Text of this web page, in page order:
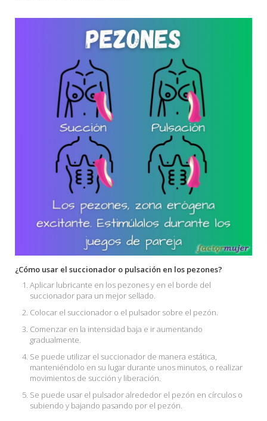
¿Cómo usar el succionador o pulsación en los pezones?
Aplicar lubricante en los pezones y en el borde del
succionador para un mejor sellado.
Colocar el succionador o el pulsador sobre el pezón.
Comenzar en la intensidad baja e ir aumentando
gradualmente.
Se puede utilizar el succionador de manera estática,
manteniéndolo en su lugar durante unos minutos, o realizar
movimientos de succión y liberación.
Se puede usar el pulsador alrededor el pezón en círculos o
subiendo y bajando pasando por el pezón.